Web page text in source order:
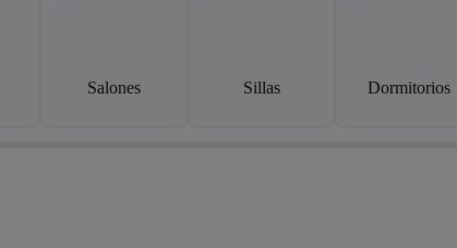
Salones Sillas Dormitorios